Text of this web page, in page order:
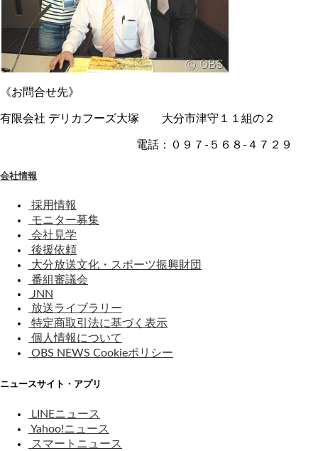
《お問合せ先》
有限会社 デリカフーズ大塚 大分市津守１１組の２
電話：０９７-５６８-４７２９
会社情報
採用情報
モニター募集
会社見学
後援依頼
大分放送文化・スポーツ振興財団
番組審議会
JNN
放送ライブラリー
特定商取引法に基づく表示
個人情報について
OBS NEWS Cookieポリシー
ニュースサイト・アプリ
LINEニュース
Yahoo!ニュース
スマートニュース